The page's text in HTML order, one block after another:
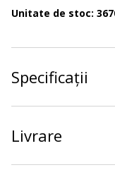
Unitate de stoc:
Specificații
Livrare